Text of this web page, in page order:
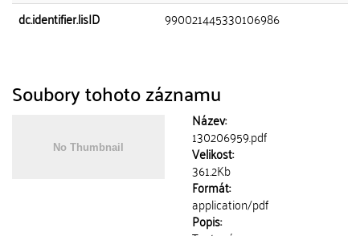
dc.identifier.lisID
990021445330106986
Soubory tohoto záznamu
Název:
130206959.pdf
Velikost:
361.2Kb
Formát:
application/pdf
Popis: